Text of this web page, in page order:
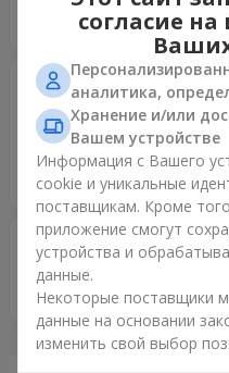
Молодцы, работаете
Наталія 12.11.2022
5
Велике дякую за доставку
вдався, дочці
своєї справи. Раджу всім
Олексій 26.08.2022
Гарно дякую! За швидку
согласие
аналитика,
Хранение и/или
Вашем устройстве
Информация с Вашего
cookie и уникальные
поставщикам. Кроме
приложение смогут
устройства и
данные.
Некоторые поставщики
данные на основании
изменить свой выбор